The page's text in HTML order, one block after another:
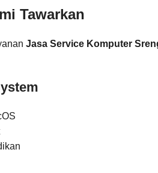
Tawarkan
Jasa Service Komputer